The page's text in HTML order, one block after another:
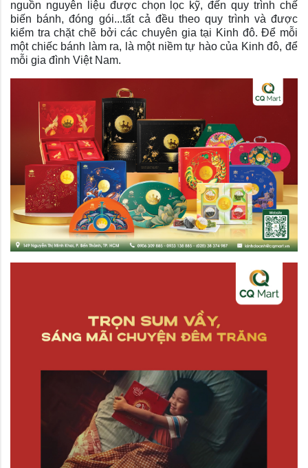
nguồn nguyên liệu được chọn lọc kỹ, đến quy trình chế
biến bánh, đóng gói...tất cả đều theo quy trình và được
kiểm tra chặt chẽ bởi các chuyên gia tại Kinh đô. Để mỗi
một chiếc bánh làm ra, là một niềm tự hào của Kinh đô, để
mỗi gia đình Việt Nam.